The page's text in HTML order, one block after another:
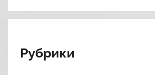
Рубрики